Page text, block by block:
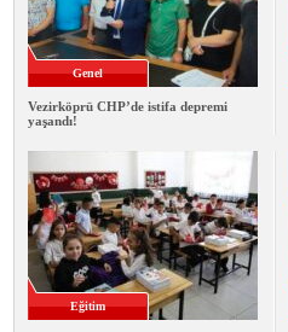
Genel
Vezirköprü CHP’de istifa depremi
yaşandı!
Eğitim